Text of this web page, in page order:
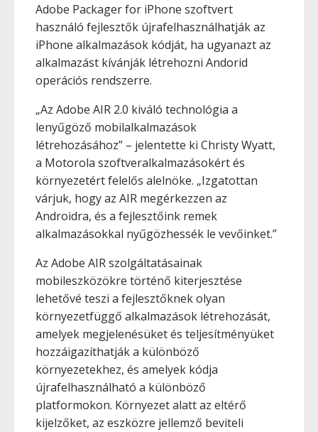
Adobe Packager for iPhone szoftvert
használó fejlesztők újrafelhasználhatják az
iPhone alkalmazások kódját, ha ugyanazt az
alkalmazást kívánják létrehozni Andorid
operációs rendszerre.
„Az Adobe AIR 2.0 kiváló technológia a
lenyűgöző mobilalkalmazások
létrehozásához” – jelentette ki Christy Wyatt,
a Motorola szoftveralkalmazásokért és
környezetért felelős alelnöke. „Izgatottan
várjuk, hogy az AIR megérkezzen az
Androidra, és a fejlesztőink remek
alkalmazásokkal nyűgözhessék le vevőinket.”
Az Adobe AIR szolgáltatásainak
mobileszközökre történő kiterjesztése
lehetővé teszi a fejlesztőknek olyan
környezetfüggő alkalmazások létrehozását,
amelyek megjelenésüket és teljesítményüket
hozzáigazíthatják a különböző
környezetekhez, és amelyek kódja
újrafelhasználható a különböző
platformokon. Környezet alatt az eltérő
kijelzőket, az eszközre jellemző beviteli